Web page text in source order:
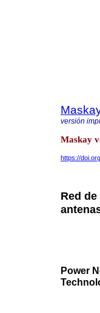
versión
Maskay
https://
Red
Power